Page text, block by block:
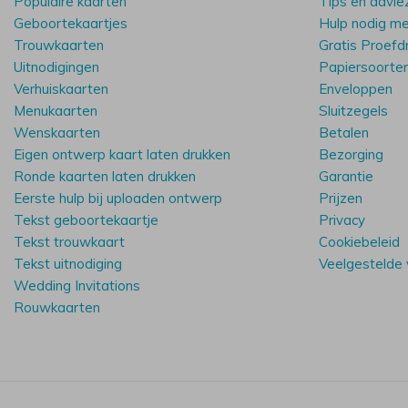
Geboortekaartjes
Trouwkaarten
Uitnodigingen
Verhuiskaarten
Menukaarten
Wenskaarten
Eigen ontwerp kaart laten drukken
Ronde kaarten laten drukken
Eerste hulp bij uploaden ontwerp
Tekst geboortekaartje
Tekst trouwkaart
Tekst uitnodiging
Wedding Invitations
Rouwkaarten
Hulp nodig
Gratis
Enveloppen
Sluitzegels
Betalen
Bezorging
Garantie
Prijzen
Privacy
Cookiebeleid
Veelgestelde